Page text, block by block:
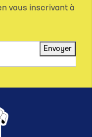
vous inscrivant à
Envoyer